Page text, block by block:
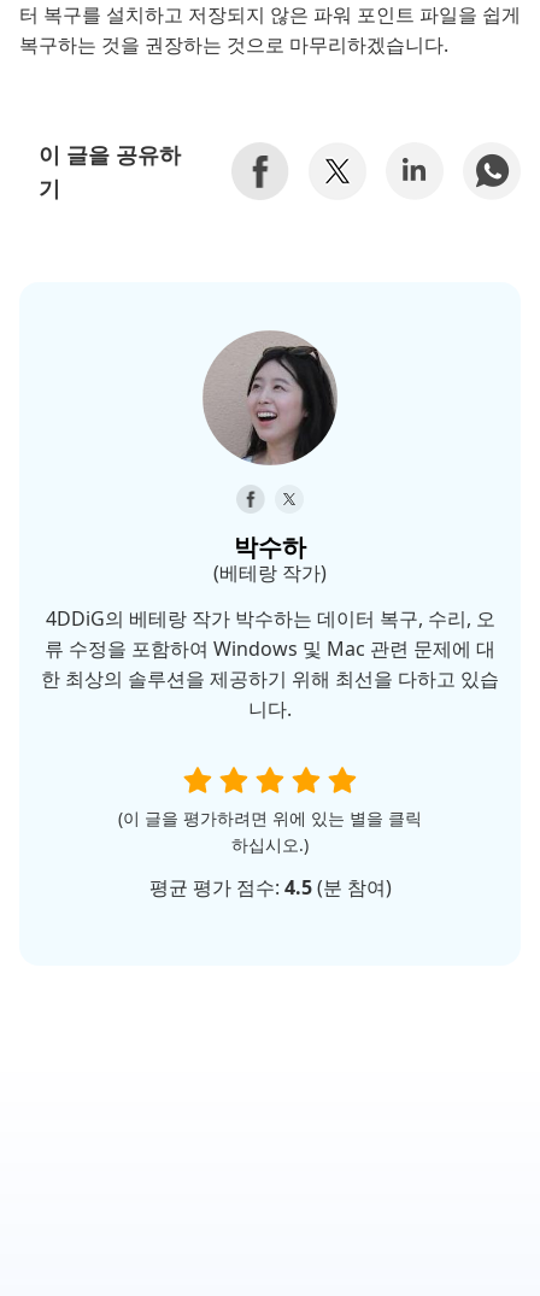
터 복구를 설치하고 저장되지 않은 파워 포인트 파일을 쉽게
복구하는 것을 권장하는 것으로 마무리하겠습니다.
이 글을 공유하
기
박수하
(베테랑 작가)
4DDiG의 베테랑 작가 박수하는 데이터 복구, 수리, 오
류 수정을 포함하여 Windows 및 Mac 관련 문제에 대
한 최상의 솔루션을 제공하기 위해 최선을 다하고 있습
니다.
(이 글을 평가하려면 위에 있는 별을 클릭
하십시오.)
평균 평가 점수: 4.5(분 참여)